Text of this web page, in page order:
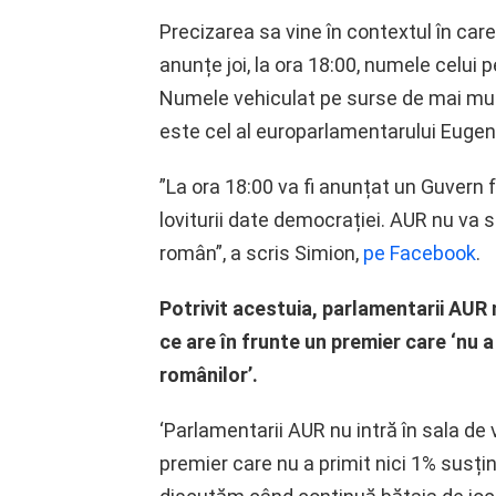
Precizarea sa vine în contextul în
anunțe joi, la ora 18:00, numele celui
Numele vehiculat pe surse de mai
este cel al europarlamentarului
”La ora 18:00 va fi anunțat un
loviturii date democrației. AUR nu va
român”, a scris Simion, pe Facebook.
Potrivit acestuia, parlamentarii
ce are în frunte un premier care ‘nu
românilor’.
‘Parlamentarii AUR nu intră în sala
premier care nu a primit nici 1%